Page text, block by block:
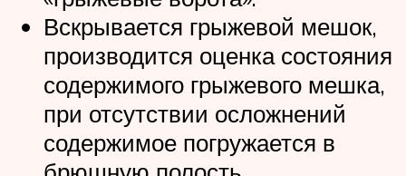
Вскрывается грыжевой мешок,
производится оценка состояния
содержимого грыжевого мешка,
при отсутствии осложнений
содержимое погружается в